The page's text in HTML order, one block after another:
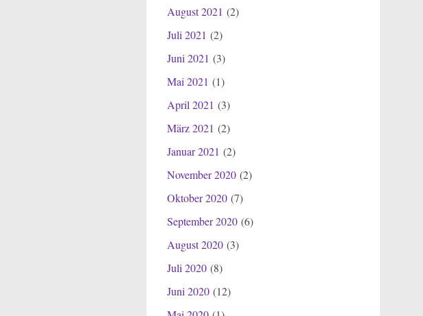
August 2021 (2)
Juli 2021 (2)
Juni 2021 (3)
Mai 2021 (1)
April 2021 (3)
März 2021 (2)
Januar 2021 (2)
November 2020(2)
Oktober 2020(7)
September 2020(6)
August 2020(3)
Juli 2020(8)
Juni 2020(12)